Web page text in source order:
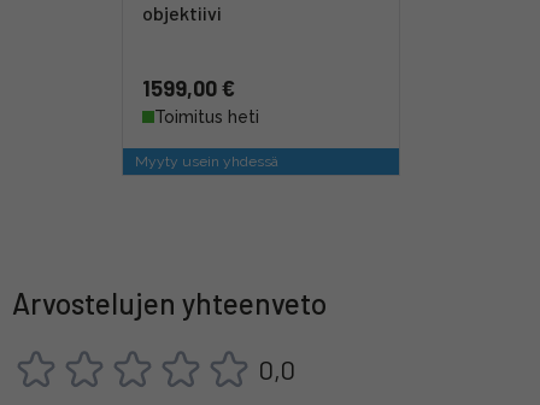
objektiivi
1599,00 €
Toimitus heti
Myyty usein yhdessä
Arvostelujen yhteenveto
0,0